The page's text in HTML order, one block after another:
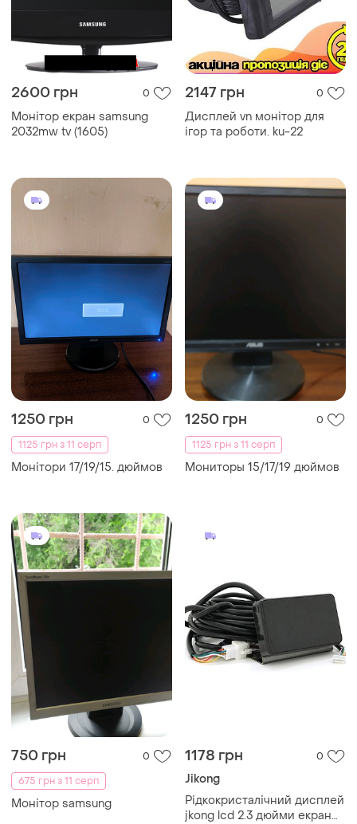
2600 грн 0
Монітор екран samsung
2032mw tv (1605)
2147 грн 0
Дисплей vn монітор для
ігор та роботи. ku-22
1250 грн
0
1125 грн з 11 серп
Монітори 17/19/15. дюймов
1250 грн
0
1125 грн з 11 серп
Мониторы 15/17/19 дюймов
750 грн
0
675 грн з 11 серп
Монітор samsung
1178 грн 0
Jikong
Рідкокристалічний дисплей
jkong lcd 2.3 дюйми екран